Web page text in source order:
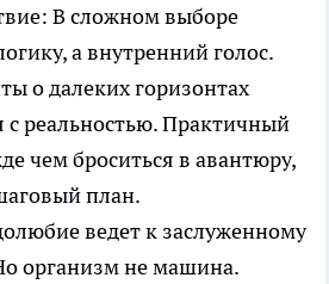
В сложном выборе
а внутренний голос.
о далеких горизонтах
с реальностью. Практичный
чем броситься в авантюру,
план.
ведет к заслуженному
организм не машина.